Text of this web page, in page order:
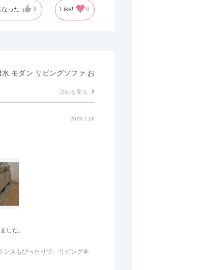
った 0 Like! 0
モダン リビングソファ お
詳細を見る
2026.7.26
した。
スもぴったりで、リビング全